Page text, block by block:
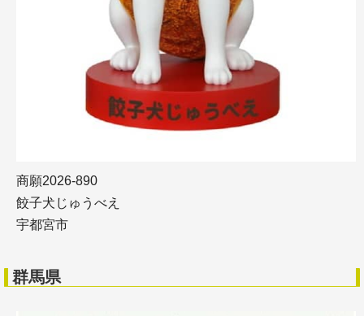
商願2026-890
餃子犬じゅうべえ
宇都宮市
群馬県